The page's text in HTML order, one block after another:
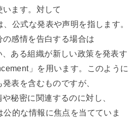
ます。対して
、公式な発表や声明を指します。
感情を告白する場合は
、ある組織が新しい政策を発表す
」を用います。このように
表を含むものですが、
秘密に関連するのに対し、
公的な情報に焦点を当てていま